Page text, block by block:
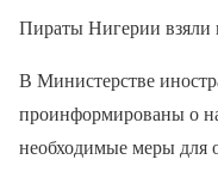
Пираты Нигерии взяли
В Министерстве
проинформированы о
необходимые меры для